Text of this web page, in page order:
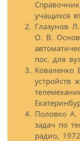
учащихся
Глазунов
О. В.
пос. для
Коваленко
устройств
Половко
задач по
радио,